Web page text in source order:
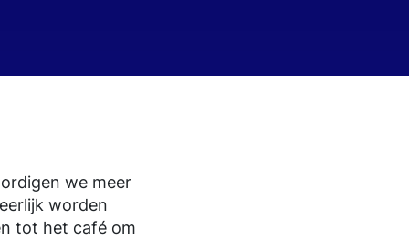
we meer
worden
tot het café om